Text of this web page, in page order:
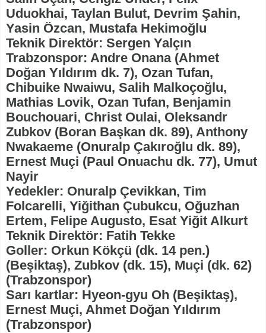
Uduokhai, Taylan Bulut, Devrim Şahin,
Yasin Özcan, Mustafa Hekimoğlu
Teknik Direktör: Sergen Yalçın
Trabzonspor: Andre Onana (Ahmet
Doğan Yıldırım dk. 7), Ozan Tufan,
Chibuike Nwaiwu, Salih Malkoçoğlu,
Mathias Lovik, Ozan Tufan, Benjamin
Bouchouari, Christ Oulai, Oleksandr
Zubkov (Boran Başkan dk. 89), Anthony
Nwakaeme (Onuralp Çakıroğlu dk. 89),
Ernest Muçi (Paul Onuachu dk. 77), Umut
Nayir
Yedekler: Onuralp Çevikkan, Tim
Folcarelli, Yiğithan Çubukcu, Oğuzhan
Ertem, Felipe Augusto, Esat Yiğit Alkurt
Teknik Direktör: Fatih Tekke
Goller: Orkun Kökçü (dk. 14 pen.)
(Beşiktaş), Zubkov (dk. 15), Muçi (dk. 62)
(Trabzonspor)
Sarı kartlar: Hyeon-gyu Oh (Beşiktaş),
Ernest Muçi, Ahmet Doğan Yıldırım
(Trabzonspor)